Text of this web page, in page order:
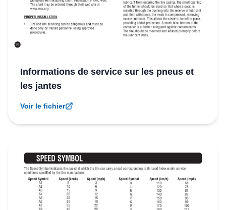
Informations de service sur les pneus et
les jantes
Voir le fichier